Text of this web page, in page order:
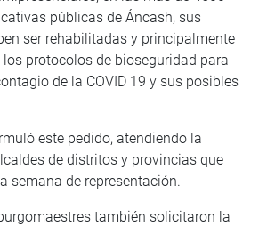
públicas de Áncash, sus
ser rehabilitadas y principalmente
protocolos de bioseguridad para
de la COVID 19 y sus posibles
este pedido, atendiendo la
de distritos y provincias que
semana de representación.
también solicitaron la